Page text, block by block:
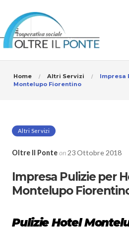
Home Altri Servizi
Impresa
Montelupo Fiorentino
Altri Servizi
Oltre Il Ponteon23 Ottobre 2018
Impresa Pulizie per
Montelupo
Pulizie Hotel